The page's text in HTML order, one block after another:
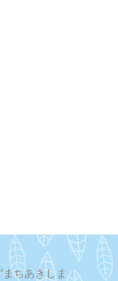
まちあきしま